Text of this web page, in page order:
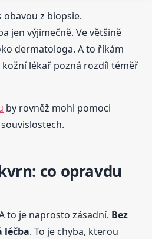
obavou z biopsie.
jen výjimečně. Ve většině
dermatologa. A to říkám
lékař pozná rozdíl téměř
by rovněž mohl pomoci
co opravdu
to je naprosto zásadní. Bez
léčba. To je chyba, kterou